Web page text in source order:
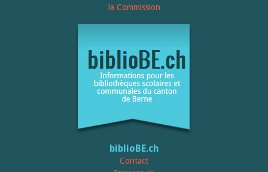
la Commission
biblioBE.ch
Contact